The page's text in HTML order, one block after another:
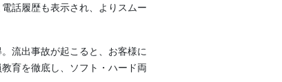
話履歴も表示され、よりスムー
流出事故が起こると、お客様に
育を徹底し、ソフト・ハード両